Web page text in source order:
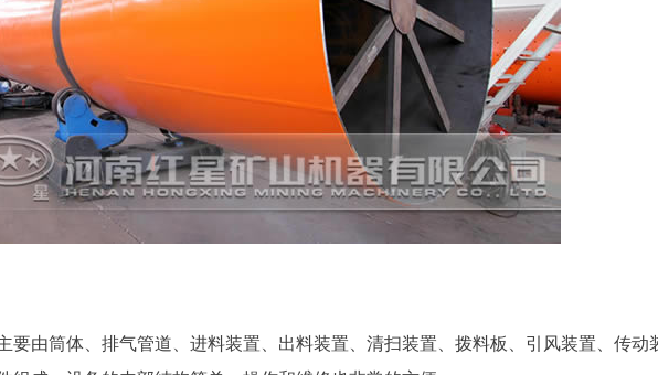
要由筒体、排气管道、进料装置、出料装置、清扫装置、拨料板、引风装置、传动